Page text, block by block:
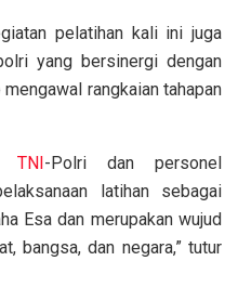
pelatihan kali ini juga
yang bersinergi dengan
rangkaian tahapan
TNI-Polri dan personel
latihan sebagai
Esa dan merupakan wujud
bangsa, dan negara,” tutur